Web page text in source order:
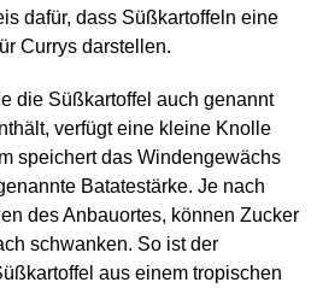
dafür, dass Süßkartoffeln eine
Currys darstellen.
die Süßkartoffel auch genannt
verfügt eine kleine Knolle
speichert das Windengewächs
Batatestärke. Je nach
des Anbauortes, können Zucker
schwanken. So ist der
aus einem tropischen